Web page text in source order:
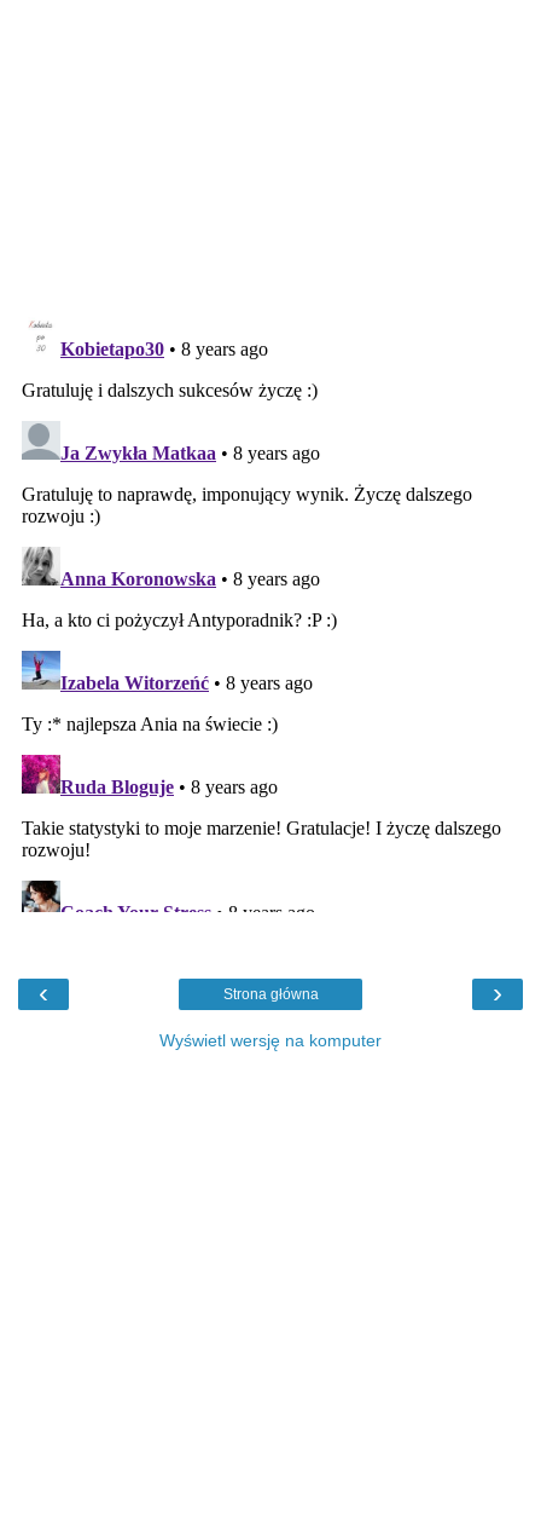
‹ ›
Strona główna
Wyświetl wersję na komputer